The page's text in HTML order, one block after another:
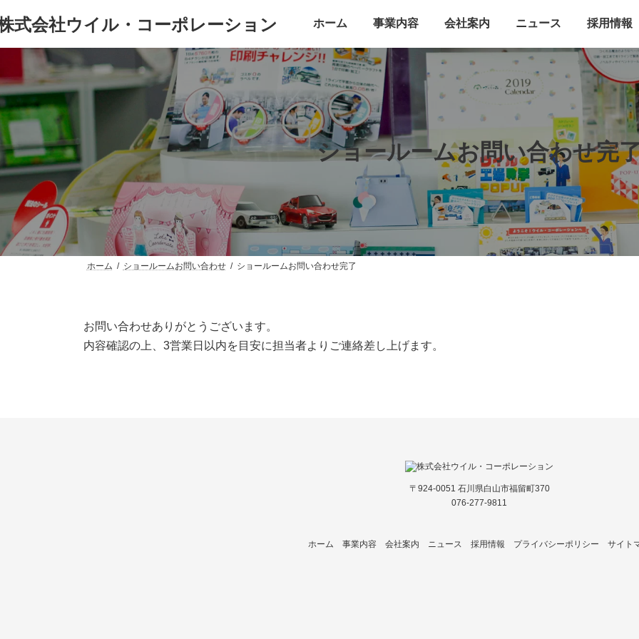
ン
テ
ン
へ
ス
キ
ッ
プ
ビ
ゲ
ー
ョ
ン
に
移
動
ホーム 事業内容 会社案内 ニュース 採用情報
ショールームお問い合わせ完
ホーム ショールームお問い合わせ ショールームお問い合わせ完了
お問い合わせありがとうございます。
内容確認の上、3営業日以内を目安に担当者よりご連絡差し上げます。
〒924-0051 石川県白山市福留町370
076-277-9811
ホーム 事業内容 会社案内 ニュース 採用情報 プライバシーポリシー サイト